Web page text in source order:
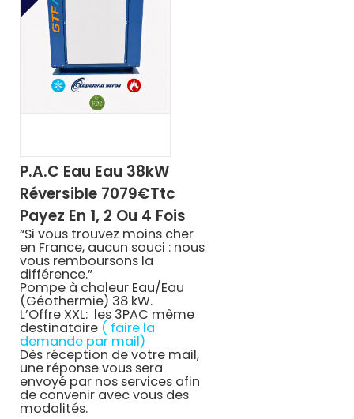
P.A.C Eau Eau 38kW
Réversible 7079€ttc
Payez En 1, 2 Ou 4 Fois
“Si vous trouvez moins cher
en France, aucun souci : nous
vous remboursons la
différence.”
Pompe à chaleur Eau/Eau
(Géothermie) 38 kW.
L’Offre XXL: les 3PAC même
destinataire ( faire la
demande par mail)
Dès réception de votre mail,
une réponse vous sera
envoyé par nos services afin
de convenir avec vous des
modalités.